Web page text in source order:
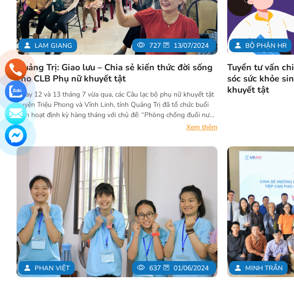
LAM GIANG 727 13/07/2024
Quảng Trị: Giao lưu – Chia sẻ kiến thức đời sống
cho CLB Phụ nữ khuyết tật
Ngày 12 và 13 tháng 7 vừa qua, các Câu lạc bộ phụ nữ khuyết tật
huyện Triệu Phong và Vĩnh Linh, tỉnh Quảng Trị đã tổ chức buổi
sinh hoạt định kỳ hàng tháng với chủ đề: “Phòng chống đuối nước
cho trẻ em và phụ nữ khuyết tật” và “Kỹ năng ứng xử đối với con
cái trong gia đình”.
Xem thêm
BỘ PHẬN HR
Tuyển tư vấn
sóc sức khỏe
khuyết tật
PHAN VIỆT 637 01/06/2024 MINH TRẦN